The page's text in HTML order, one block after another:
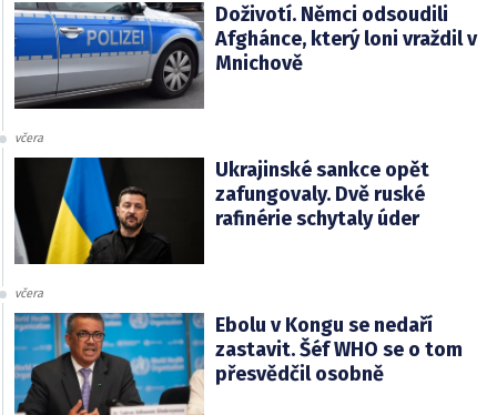
Doživotí. Němci odsoudili
Afghánce, který loni vraždil v
Mnichově
včera
Ukrajinské sankce opět
zafungovaly. Dvě ruské
rafinérie schytaly úder
včera
Ebolu v Kongu se nedaří
zastavit. Šéf WHO se o tom
přesvědčil osobně